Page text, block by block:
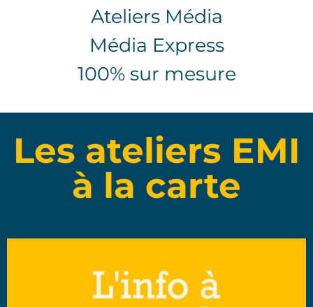
Ateliers Média
Média Express
100% sur mesure
Les ateliers EMI
à la carte